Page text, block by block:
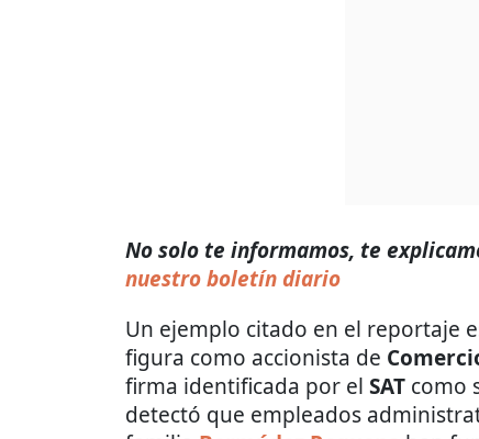
No solo te informamos, te
nuestro boletín diario
Un ejemplo citado en el reportaje
figura como accionista de
firma identificada por el SAT como
detectó que empleados